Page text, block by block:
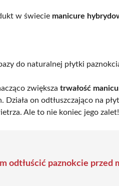
w świecie manicure
do naturalnej płytki
zwiększa trwałość
on odtłuszczająco na
Ale to nie koniec jego zalet!
odtłuścić paznokcie przed